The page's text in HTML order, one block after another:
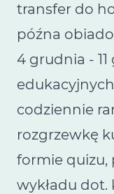
transfer do
późna
4 grudnia -
codziennie
rozgrzewkę
formie quizu,
wykładu dot.